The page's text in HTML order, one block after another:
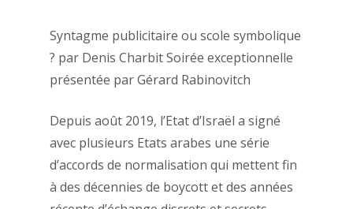
Syntagme publicitaire ou scole symbolique
? par Denis Charbit Soirée exceptionnelle
présentée par Gérard Rabinovitch
Depuis août 2019, l’Etat d’Israël a signé
avec plusieurs Etats arabes une série
d’accords de normalisation qui mettent fin
à des décennies de boycott et des années